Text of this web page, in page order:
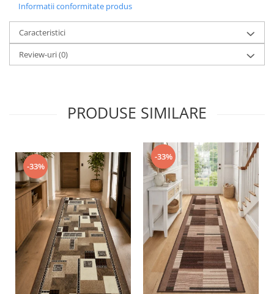
Informatii conformitate produs
Caracteristici
Review-uri(0)
PRODUSE SIMILARE
-33%
-33%